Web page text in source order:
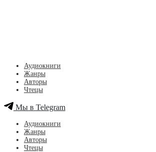
Аудиокниги
Жанры
Авторы
Чтецы
Мы в Telegram
Аудиокниги
Жанры
Авторы
Чтецы